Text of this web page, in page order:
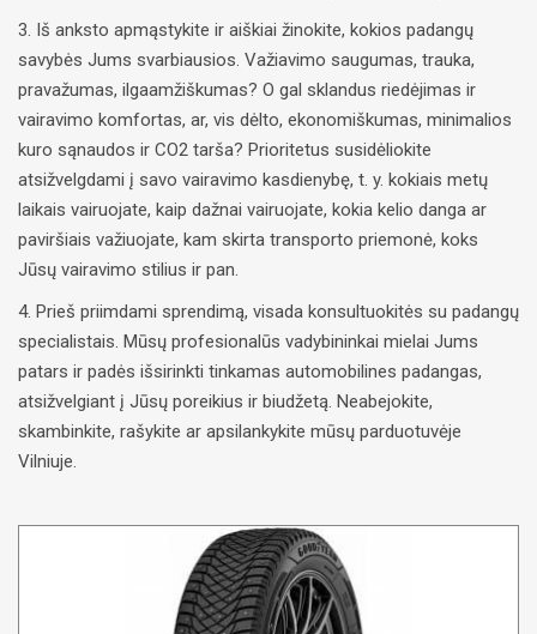
3. Iš anksto apmąstykite ir aiškiai žinokite, kokios padangų
savybės Jums svarbiausios. Važiavimo saugumas, trauka,
pravažumas, ilgaamžiškumas? O gal sklandus riedėjimas ir
vairavimo komfortas, ar, vis dėlto, ekonomiškumas, minimalios
kuro sąnaudos ir CO2 tarša? Prioritetus susidėliokite
atsižvelgdami į savo vairavimo kasdienybę, t. y. kokiais metų
laikais vairuojate, kaip dažnai vairuojate, kokia kelio danga ar
paviršiais važiuojate, kam skirta transporto priemonė, koks
Jūsų vairavimo stilius ir pan.
4. Prieš priimdami sprendimą, visada konsultuokitės su padangų
specialistais. Mūsų profesionalūs vadybininkai mielai Jums
patars ir padės išsirinkti tinkamas automobilines padangas,
atsižvelgiant į Jūsų poreikius ir biudžetą. Neabejokite,
skambinkite, rašykite ar apsilankykite mūsų parduotuvėje
Vilniuje.